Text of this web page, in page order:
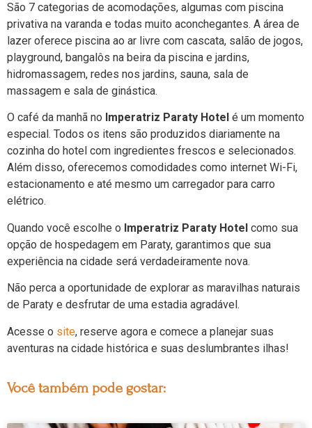
São 7 categorias de acomodações, algumas com piscina
privativa na varanda e todas muito aconchegantes. A área de
lazer oferece piscina ao ar livre com cascata, salão de jogos,
playground, bangalôs na beira da piscina e jardins,
hidromassagem, redes nos jardins, sauna, sala de
massagem e sala de ginástica.
O café da manhã no Imperatriz Paraty Hotel é um momento
especial. Todos os itens são produzidos diariamente na
cozinha do hotel com ingredientes frescos e selecionados.
Além disso, oferecemos comodidades como internet Wi-Fi,
estacionamento e até mesmo um carregador para carro
elétrico.
Quando você escolhe o Imperatriz Paraty Hotel como sua
opção de hospedagem em Paraty, garantimos que sua
experiência na cidade será verdadeiramente nova.
Não perca a oportunidade de explorar as maravilhas naturais
de Paraty e desfrutar de uma estadia agradável.
Acesse o site, reserve agora e comece a planejar suas
aventuras na cidade histórica e suas deslumbrantes ilhas!
Você também pode gostar: